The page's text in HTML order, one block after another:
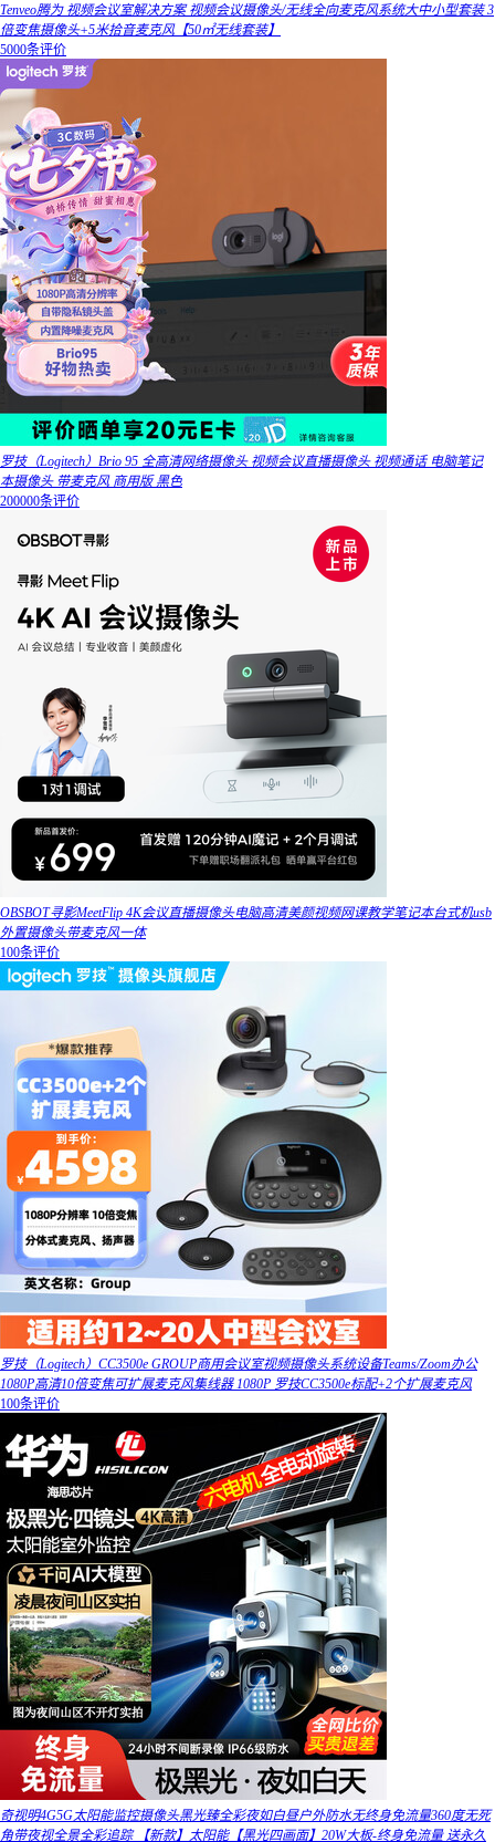
Tenveo腾为 视频会议室解决方案 视频会议摄像头/无线全向麦克风系统大中小型套装 3
倍变焦摄像头+5米拾音麦克风【50㎡无线套装】
5000条评价
罗技（Logitech）Brio 95 全高清网络摄像头 视频会议直播摄像头 视频通话 电脑笔记
本摄像头 带麦克风 商用版 黑色
200000条评价
OBSBOT寻影MeetFlip 4K会议直播摄像头电脑高清美颜视频网课教学笔记本台式机usb
外置摄像头带麦克风一体
100条评价
罗技（Logitech）CC3500e GROUP商用会议室视频摄像头系统设备Teams/Zoom办公
1080P高清10倍变焦可扩展麦克风集线器 1080P 罗技CC3500e标配+2个扩展麦克风
100条评价
奇视明4G5G太阳能监控摄像头黑光臻全彩夜如白昼户外防水无终身免流量360度无死
角带夜视全景全彩追踪 【新款】太阳能【黑光四画面】20W大板-终身免流量 送永久